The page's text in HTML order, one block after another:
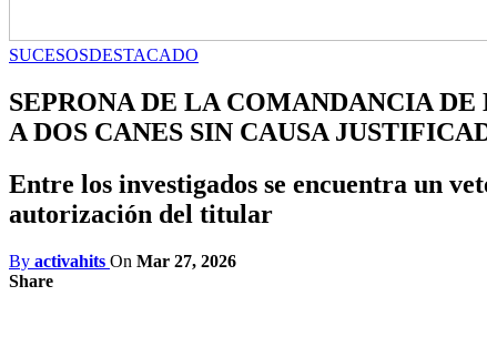
SUCESOSDESTACADO
SEPRONA DE LA COMANDANCIA
A DOS CANES SIN CAUSA
Entre los investigados se encuentra un
autorización del titular
By activahits On Mar 27, 2026
Share